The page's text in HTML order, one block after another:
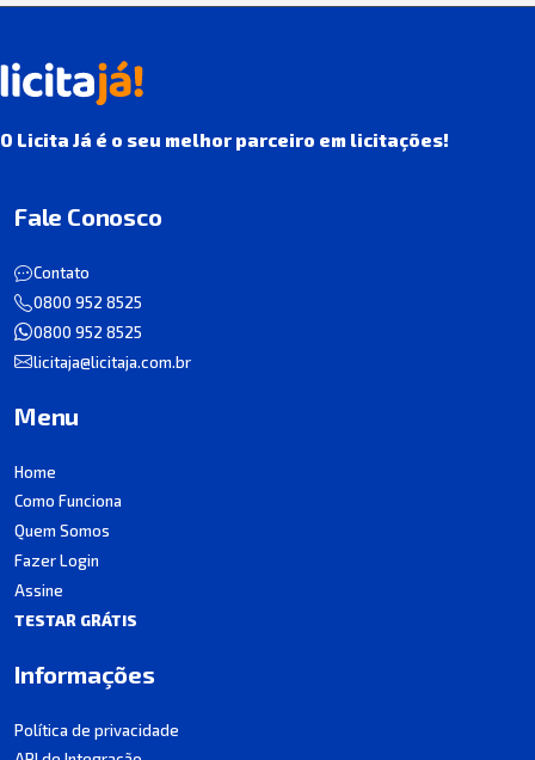
O Licita Já é o seu melhor parceiro em licitações!
Fale Conosco
Contato
0800 952 8525
0800 952 8525
licitaja@licitaja.com.br
Menu
Home
Como Funciona
Quem Somos
Fazer Login
Assine
TESTAR GRÁTIS
Informações
Política de privacidade